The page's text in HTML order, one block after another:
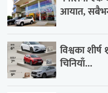
आयात,
विश्वका शीर्ष
चिनियाँ...